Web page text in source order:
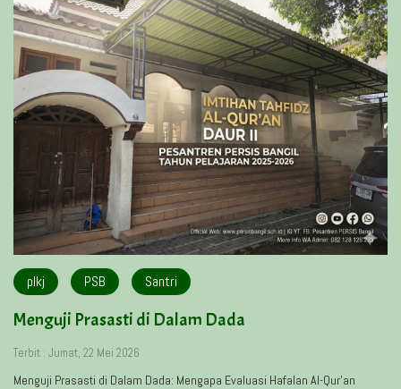
plkj PSB Santri
Menguji Prasasti di Dalam Dada
Terbit : Jumat, 22 Mei 2026
Menguji Prasasti di Dalam Dada: Mengapa Evaluasi Hafalan Al-Qur’an